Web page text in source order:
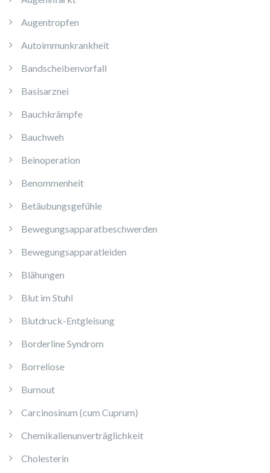
Augentropfen
Autoimmunkrankheit
Bandscheibenvorfall
Basisarznei
Bauchkrämpfe
Bauchweh
Beinoperation
Benommenheit
Betäubungsgefühle
Bewegungsapparatbeschwerden
Bewegungsapparatleiden
Blähungen
Blut im Stuhl
Blutdruck-Entgleisung
Borderline Syndrom
Borreliose
Burnout
Carcinosinum (cum Cuprum)
Chemikalienunverträglichkeit
Cholesterin